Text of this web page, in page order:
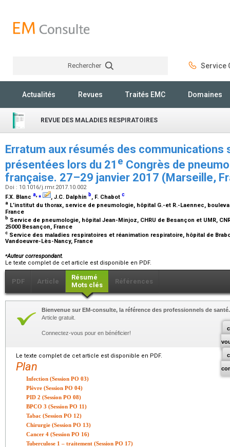
Rechercher Service
Actualités Revues Traités EMC Domaines
REVUE DES MALADIES RESPIRATOIRES
Erratum aux résumés des communications
présentées lors du 21 e Congrès de
française. 27–29 janvier 2017 (Marseille,
Doi : 10.1016/j.rmr.2017.10.002
F.X. Blanc a,⁎ , J.C. Dalphin b, F. Chabot c
a L’institut du thorax, service de pneumologie, hôpital G.-et R.-Laennec,
France
b Service de pneumologie, hôpital Jean-Minjoz, CHRU de Besançon et UMR,
25000 Besançon, France
c Service des maladies respiratoires et réanimation respiratoire, hôpital de
Vandoeuvre-Lès-Nancy, France
⁎Auteur correspondant.
Le texte complet de cet article est disponible en PDF.
PDF Article
Résumé
Mots clés
Références
Bienvenue sur EM-consulte, la référence des professionnels de santé.
Article gratuit.
Connectez-vous pour en bénéficier!
Le texte complet de cet article est disponible en PDF.
Plan
Infection (Session PO 03)
Plèvre (Session PO 04)
PID 2 (Session PO 08)
BPCO 3 (Session PO 11)
Tabac (Session PO 12)
Chirurgie (Session PO 13)
Cancer 4 (Session PO 16)
Tuberculose 1 – traitement (Session PO 17)